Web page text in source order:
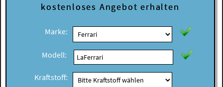
kostenloses Angebot erhalten
Marke:
Modell:
Kraftstoff: